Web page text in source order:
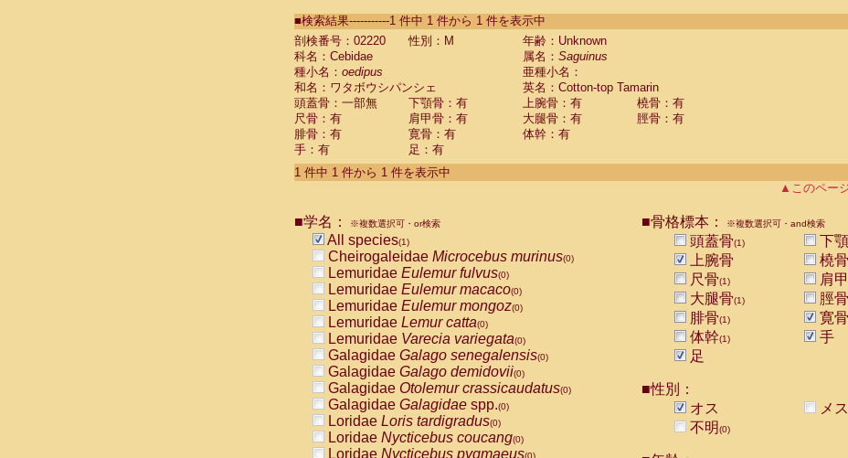
CebidaeSaguinus labiatus(0)
Cebidae Saguinus leucopus (0)
Cebidae
Cebidae
CebidaeSaguinus nigricollis (0)
Cebidae Saguinus oedipus
Cebidae Saguinus weddelli
Cebidae Saguinusspp.
Cebidae Aotus trivirgatus
Cebidae Cebus albifrons
CebidaeCebus nigrivittatus
CebidaeCebus
CebidaeSaimiri boliviensis(0)
CebidaeSaimiri sciureus(0)
AtelidaeAlouatta caraya(0)
AtelidaeAlouatta fusca(0)
AtelidaeAlouatta seniculus
AtelidaeAlouattaspp.(0)
AtelidaeAteles belzebuth(0)
AtelidaeAteles geoffroyi(0)
AtelidaeAteles paniscus(0)
AtelidaeAtelesspp.(0)
Atelidae Lagothrix lagothricha
AtelidaeLagothrix lagothricha cana
PitheciidaeCacajao calvus rubicundus
■検索結果-----------1 件中 1 件から 1 件を表示中
剖検番号：02220
性別：M
年齢：Unknown
科名：Cebidae
属名： Saguinus
種小名： oedipus
亜種小名：
和名：ワタボウシパンシェ
英名：Cotton-top Tamarin
頭蓋骨：一部無
下顎骨：有 上腕骨：有
橈骨：有
尺骨：有
肩甲骨：有 大腿骨：有
脛骨：有
腓骨：有
寛骨：有
体幹：有
手：有
足：有
1 件中 1 件から 1 件を表示中
▲このペー
■学名： ※複数選択可・or検索
All species(1)
Cheirogaleidae Microcebus murinus(0)
Lemuridae Eulemur fulvus(0)
Lemuridae Eulemur macaco(0)
Lemuridae Eulemur mongoz(0)
Lemuridae Lemur catta(0)
Lemuridae Varecia variegata(0)
Galagidae Galago senegalensis(0)
Galagidae Galago demidovii(0)
Galagidae Otolemur crassicaudatus(0)
Galagidae Galagidae spp.(0)
Loridae Loris tardigradus(0)
Loridae Nycticebus coucang(0)
Loridae Nycticebus pygmaeus(0)
■骨格標本： ※複数選択可・and検索
頭蓋骨(1) 下
上腕骨 橈骨
尺骨(1) 肩
大腿骨(1) 脛骨
腓骨(1)
寛骨
体幹(1)
手
足
■性別：
オス
メス
不明(0)